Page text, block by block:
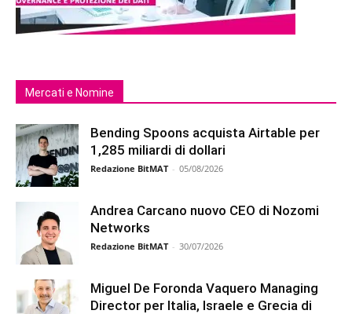
Mercati e Nomine
Bending Spoons acquista Airtable per
1,285 miliardi di dollari
Redazione BitMAT - 05/08/2026
Andrea Carcano nuovo CEO di Nozomi
Networks
Redazione BitMAT - 30/07/2026
Miguel De Foronda Vaquero Managing
Director per Italia, Israele e Grecia di